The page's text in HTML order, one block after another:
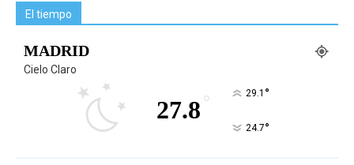
El tiempo
MADRID
Cielo Claro
27.8 ° 29.1 °
24.7°